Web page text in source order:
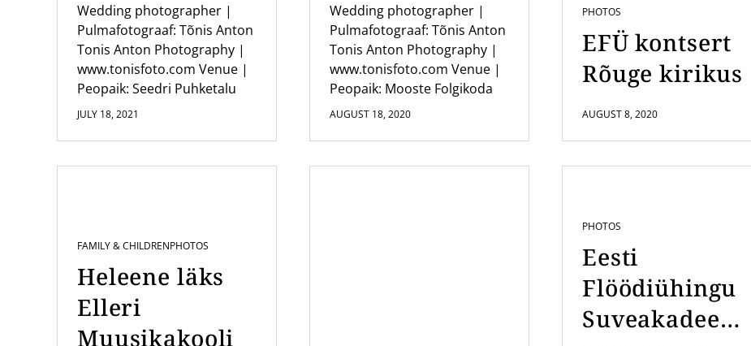
Wedding photographer |
Pulmafotograaf: Tõnis Anton
Tonis Anton Photography |
www.tonisfoto.com Venue |
Peopaik: Seedri Puhketalu
JULY 18, 2021
Wedding photographer |
Pulmafotograaf: Tõnis Anton
Tonis Anton Photography |
www.tonisfoto.com Venue |
Peopaik: Mooste Folgikoda
AUGUST 18, 2020
PHOTOS
EFÜ kontsert
Rõuge kirikus
AUGUST 8, 2020
FAMILY & CHILDRENPHOTOS
Heleene läks
Elleri
Muusikakooli
PHOTOS
Eesti
Flöödiühingu
Suveakadeemi